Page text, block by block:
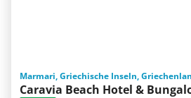
Marmari, Griechische Inseln,
Caravia Beach Hotel &